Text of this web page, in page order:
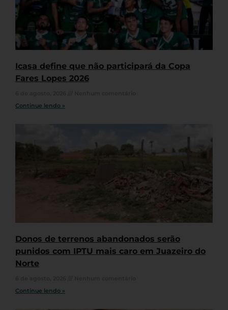
Icasa define que não participará da Copa
Fares Lopes 2026
Continue lendo »
Donos de terrenos abandonados serão
punidos com IPTU mais caro em Juazeiro do
Norte
Continue lendo »